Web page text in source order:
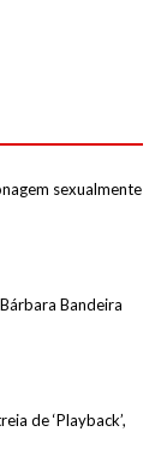
sexualmente
Bandeira
de ‘Playback’,